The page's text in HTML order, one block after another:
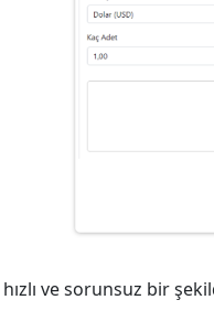
Çeyrek
kaç Dolar
hızlı ve sorunsuz bir